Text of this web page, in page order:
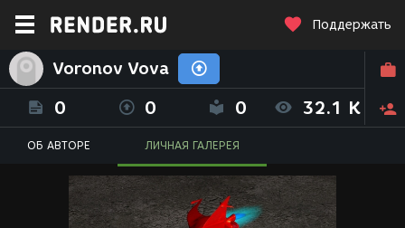
Поддержать
Voronov Vova
0 0 0 32.1 K
ОБ АВТОРЕ ЛИЧНАЯ ГАЛЕРЕЯ